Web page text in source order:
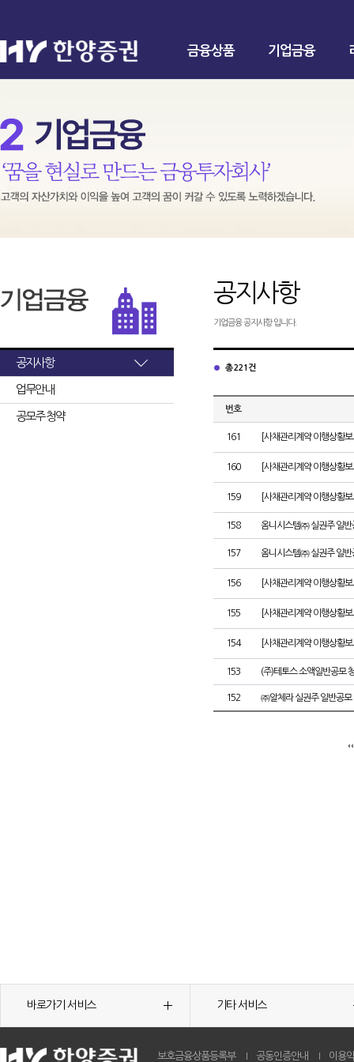
금융상품 기업금융
공지사항
업무안내
공모주 청약
공지사항
기업금융 공지사항 입니다.
총 221건
번호
161 [사채관리계약 이행상황
160 [사채관리계약 이행상황
159 [사채관리계약 이행상황
158 옴니시스템㈜ 실권주 일반
157 옴니시스템㈜ 실권주 일반
156 [사채관리계약 이행상황
155 [사채관리계약 이행상황
154 [사채관리계약 이행상황
153 (주)테토스 소액일반공모
152 ㈜알체라 실권주 일반공모
바로가기 서비스 기타 서비스
보호금융상품등록부 공동인증안내 이용